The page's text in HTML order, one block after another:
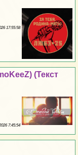
17:55:58
(Текст
7:45:54